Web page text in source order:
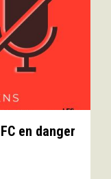
en danger